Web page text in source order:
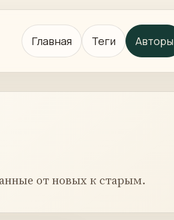
Главная Теги Авторы
от новых к старым.